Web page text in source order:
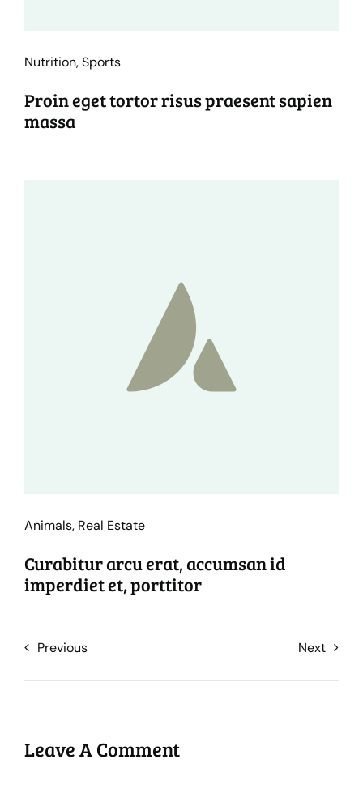
Nutrition,Sports
Proin eget tortor risus praesent sapien
massa
Animals, Real Estate
Curabitur arcu erat, accumsan id
imperdiet et, porttitor
Previous Next
Leave A Comment